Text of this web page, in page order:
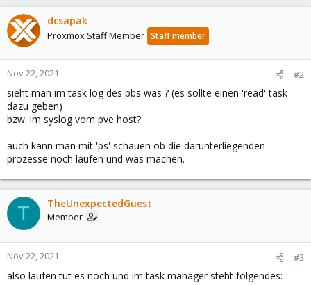
dcsapak
Proxmox Staff Member Staff member
Nov 22, 2021 #2
sieht man im task log des pbs was ? (es sollte einen 'read' task
dazu geben)
bzw. im syslog vom pve host?
auch kann man mit 'ps' schauen ob die darunterliegenden
prozesse noch laufen und was machen.
T TheUnexpectedGuest
Member
Nov 22, 2021 #3
also laufen tut es noch und im task manager steht folgendes: